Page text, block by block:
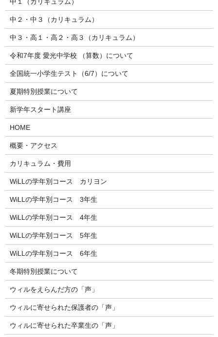
中２・中３（カリキュラム）
中３・高１・高２・高３（カリキュラム）
令和7年度 愛光中学校 （算数）について
全国統一小学生テスト（6/7）について
夏期特別授業について
新学年スタート講座
HOME
概要・アクセス
カリキュラム・費用
WiLLの学年別コース カリヨン
WiLLの学年別コース 3年生
WiLLの学年別コース 4年生
WiLLの学年別コース 5年生
WiLLの学年別コース 6年生
冬期特別授業について
ウィルをえらんだ方の「声」
ウィルに寄せられた保護者の「声」
ウィルに寄せられた卒業生の「声」